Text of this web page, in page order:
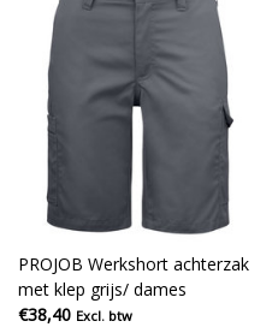
PROJOB Werkshort achterzak
met klep grijs/ dames
€38,40 Excl. btw